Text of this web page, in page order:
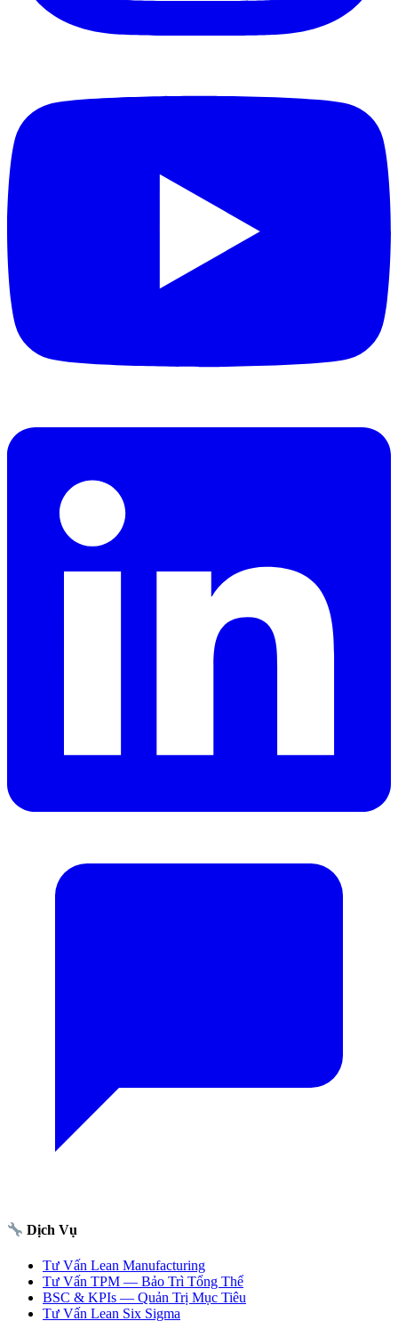
Dịch Vụ
Tư Vấn Lean Manufacturing
Tư Vấn TPM — Bảo Trì Tổng Thể
BSC & KPIs — Quản Trị Mục Tiêu
Tư Vấn Lean Six Sigma